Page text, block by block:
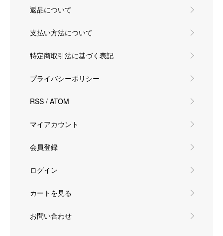
返品について
支払い方法について
特定商取引法に基づく表記
プライバシーポリシー
RSS / ATOM
マイアカウント
会員登録
ログイン
カートを見る
お問い合わせ